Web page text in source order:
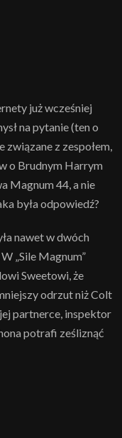
już wcześniej
na pytanie (ten o
z zespołem,
o Brudnym Harrym
Magnum 44, a nie
była odpowiedź?
nawet w dwóch
„Sile Magnum”
Sweetowi, że
odrzut niż Colt
partnerce, inspektor
potrafi ześliznąć